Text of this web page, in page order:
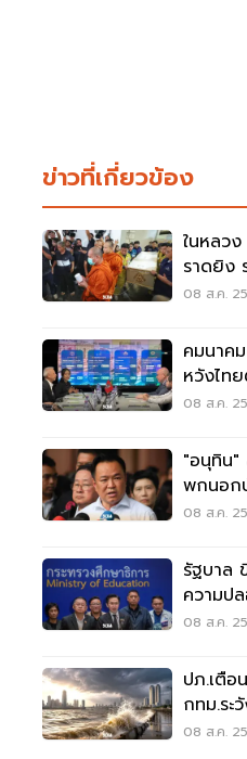
ข่าวที่เกี่ยวข้อง
ในหลว
ราดยิง
ราชานุเ
08 ส.ค.
คมนาค
หวังไท
ไทม์ แก้
08 ส.ค.
"อนุทิน"
พกนอก
โดนหนัก
08 ส.ค.
รัฐบาล
ความป
บูลลี่
08 ส.ค.
ปภ.เตื
กทม.ระ
ส.ค.69
08 ส.ค.